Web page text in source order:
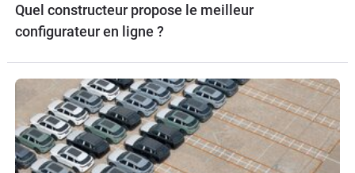
Quel constructeur propose le meilleur
configurateur en ligne ?